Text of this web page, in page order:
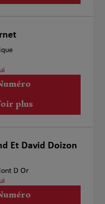
plus
Et David Doizon
D Or